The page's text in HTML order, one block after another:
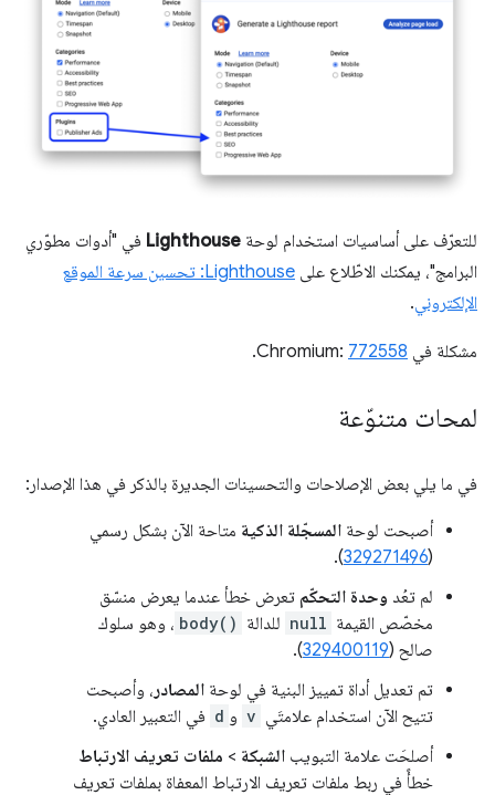
للتعرّف على أساسيات استخدام لوحة Lighthouse في "أدوات مطوّري
البرامج"، يمكنك الاطّلاع على
Lighthouse: تحسين سرعة الموقع
الإلكتروني.
مشكلة في Chromium: 772558
.
لمحات متنوّعة
في ما يلي بعض الإصلاحات والتحسينات الجديرة بالذكر في هذا الإصدار:
أصبحت لوحة المسجّلة الذكية متاحة الآن بشكل رسمي
(
329271496
).
لم تعُد وحدة التحكّم تعرض خطأ عندما يعرض منسّق
مخصّص القيمة null للدالة body() ، وهو سلوك
صالح (329400119
).
تم تعديل أداة تمييز البنية في لوحة المصادر ، وأصبحت
تتيح الآن استخدام علامتَي v و d في التعبير العادي.
أصلحَت علامة التبويب الشبكة > ملفات تعريف الارتباط
خطأً في ربط ملفات تعريف الارتباط المعفاة بملفات تعريف